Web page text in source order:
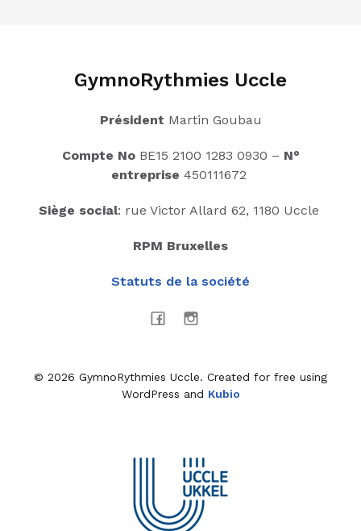
GymnoRythmies Uccle
Président Martin Goubau
Compte No BE15 2100 1283 0930 – N°
entreprise 450111672
Siège social: rue Victor Allard 62, 1180 Uccle
RPM Bruxelles
Statuts de la société
© 2026 GymnoRythmies Uccle. Created for free using
WordPress and Kubio